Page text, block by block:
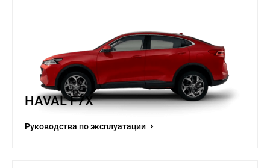
HAVAL F7X
Руководства по эксплуатации